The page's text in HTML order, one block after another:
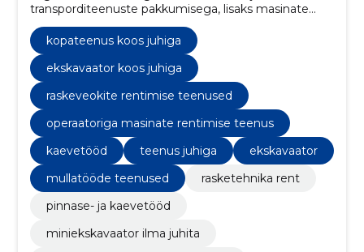
transporditeenuste pakkumisega, lisaks masinate
renti nii juhi kui juhita.
kopateenus koos juhiga
ekskavaator koos juhiga
raskeveokite rentimise teenused
operaatoriga masinate rentimise teenus
kaevetööd
teenus juhiga
ekskavaator
mullatööde teenused
rasketehnika rent
pinnase- ja kaevetööd
miniekskavaator ilma juhita